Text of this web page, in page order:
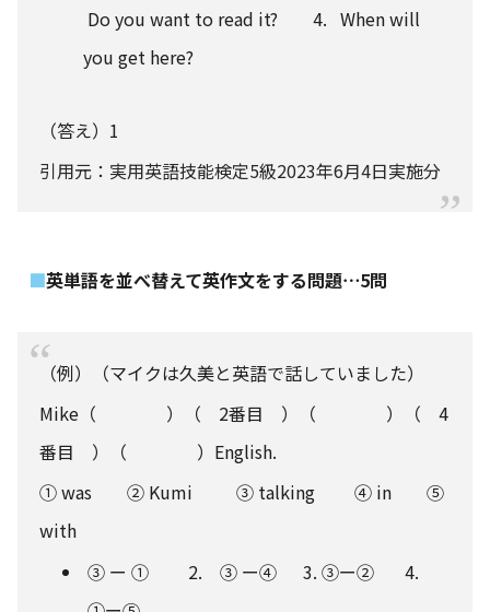
Do you want to read it? 4. When will
you get here?
（答え）1
引用元：実用英語技能検定5級2023年6月4日実施分
英単語を並べ替えて英作文をする問題⋯5問
（例）（マイクは久美と英語で話していました）
Mike（ ）（ 2番目 ）（ ）（ 4
番目 ）（ ）English.
① was ② Kumi ③ talking ④ in ⑤
with
③ ー ① 2. ③ ー④ 3. ③ー② 4.